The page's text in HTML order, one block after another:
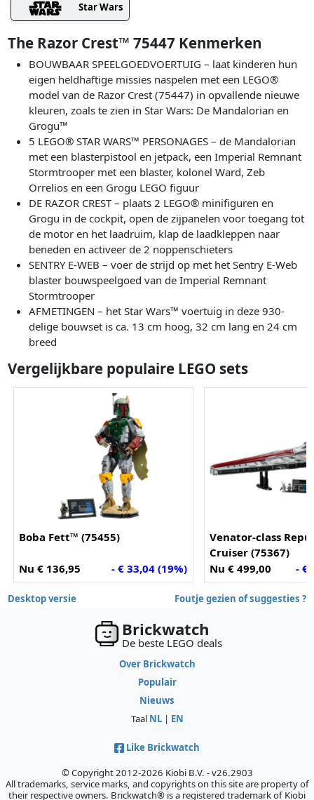
Star Wars
The Razor Crest™ 75447 Kenmerken
BOUWBAAR SPEELGOEDVOERTUIG – laat kinderen hun
eigen heldhaftige missies naspelen met een LEGO®
model van de Razor Crest (75447) in opvallende nieuwe
kleuren, zoals te zien in Star Wars: De Mandalorian en
Grogu™
5 LEGO® STAR WARS™ PERSONAGES – de Mandalorian
met een blasterpistool en jetpack, een Imperial Remnant
Stormtrooper met een blaster, kolonel Ward, Zeb
Orrelios en een Grogu LEGO figuur
DE RAZOR CREST – plaats 2 LEGO® minifiguren en
Grogu in de cockpit, open de zijpanelen voor toegang tot
de motor en het laadruim, klap de laadkleppen naar
beneden en activeer de 2 noppenschieters
SENTRY E-WEB – voer de strijd op met het Sentry E-Web
blaster bouwspeelgoed van de Imperial Remnant
Stormtrooper
AFMETINGEN – het Star Wars™ voertuig in deze 930-
delige bouwset is ca. 13 cm hoog, 32 cm lang en 24 cm
breed
Vergelijkbare populaire LEGO sets
Boba Fett™ (75455)
Nu € 136,95 - € 33,04 (19%)
Venator-class
Cruiser (75367)
Nu € 499,00
- €
Desktop versie Foutje gezien of suggesties ?
Brickwatch
De beste LEGO deals
Over Brickwatch
Populair
Nieuws
Taal NL| EN
Like Brickwatch
© Copyright 2012-2026 Kiobi B.V. - v26.2903
All trademarks, service marks, and copyrights on this site are property of
their respective owners. Brickwatch® is a registered trademark of Kiobi